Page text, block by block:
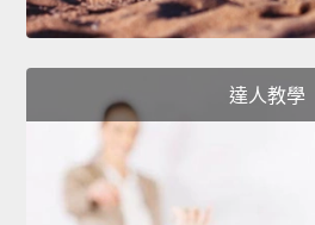
達人教學